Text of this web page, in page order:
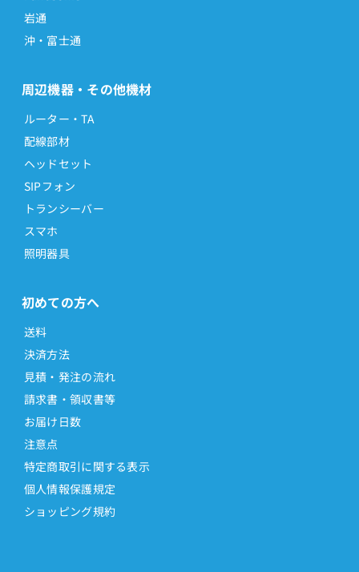
岩通
沖・富士通
周辺機器・その他機材
ルーター・TA
配線部材
ヘッドセット
SIPフォン
トランシーバー
スマホ
照明器具
初めての方へ
送料
決済方法
見積・発注の流れ
請求書・領収書等
お届け日数
注意点
特定商取引に関する表示
個人情報保護規定
ショッピング規約